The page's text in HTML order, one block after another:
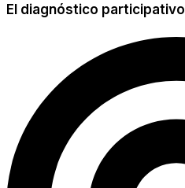
El diagnóstico participativo